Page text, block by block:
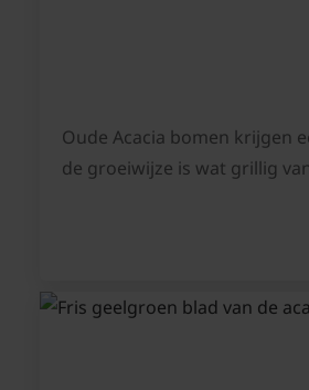
Oude Acacia bomen krijgen
de groeiwijze is wat grillig